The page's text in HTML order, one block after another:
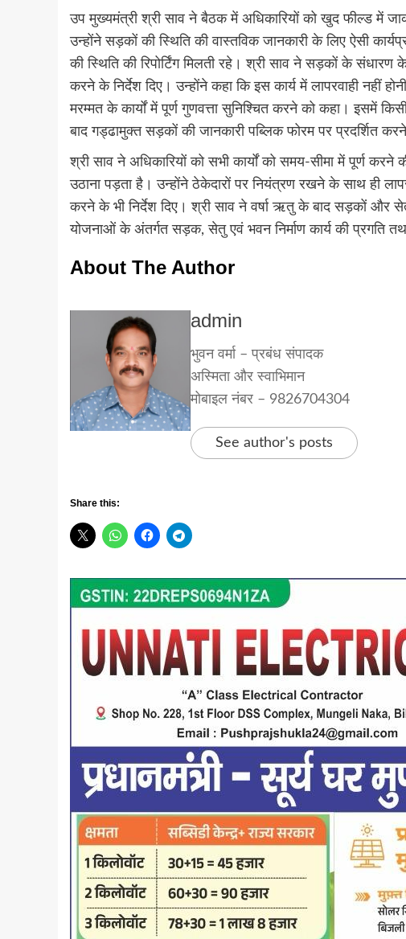
उप मुख्यमंत्री श्री साव ने बैठक में अधिकारियों को खुद फील्ड में
उन्होंने सड़कों की स्थिति की वास्तविक जानकारी के लिए ऐसी
की स्थिति की रिपोर्टिंग मिलती रहे। श्री साव ने सड़कों के संधारण
करने के निर्देश दिए। उन्होंने कहा कि इस कार्य में लापरवाही नहीं
मरम्मत के कार्यों में पूर्ण गुणवत्ता सुनिश्चित करने को कहा। इसमें
बाद गड्ढामुक्त सड़कों की जानकारी पब्लिक फोरम पर प्रदर्शित
श्री साव ने अधिकारियों को सभी कार्यों को समय-सीमा में पूर्ण
उठाना पड़ता है। उन्होंने ठेकेदारों पर नियंत्रण रखने के साथ ही
करने के भी निर्देश दिए। श्री साव ने वर्षा ऋतु के बाद सड़कों और सेतु
योजनाओं के अंतर्गत सड़क, सेतु एवं भवन निर्माण कार्य की प्रगति
About The Author
admin
भुवन वर्मा – प्रबंध संपादक
अस्मिता और स्वाभिमान
मोबाइल नंबर – 9826704304
See author's posts
Share this: